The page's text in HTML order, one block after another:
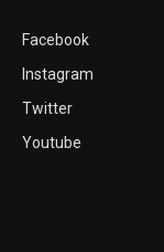
Facebook
Instagram
Twitter
Youtube